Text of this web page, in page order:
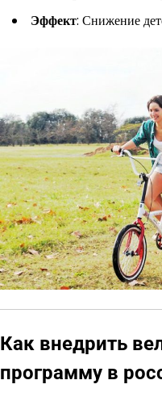
Эффект: Снижение
Как внедрить
программу в